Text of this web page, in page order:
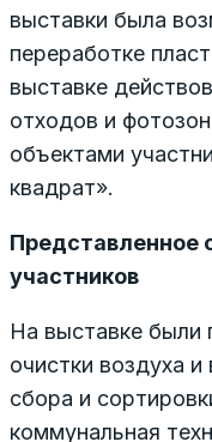
выставки была
переработке
выставке
отходов и
объектами
квадрат».
Представленное
участников
На выставке были
очистки воздуха
сбора и
коммунальная